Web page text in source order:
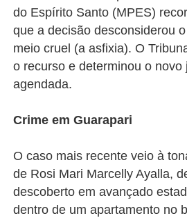
do Espírito Santo (MPES)
que a decisão desconsiderou
meio cruel (a asfixia). O
o recurso e determinou o novo
agendada.
Crime em Guarapari
O caso mais recente veio à
de Rosi Mari Marcelly Ayalla,
descoberto em avançado
dentro de um apartamento no